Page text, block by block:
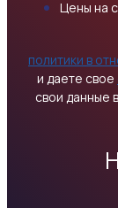
Цены на
политики в
и даете свое
свои данные